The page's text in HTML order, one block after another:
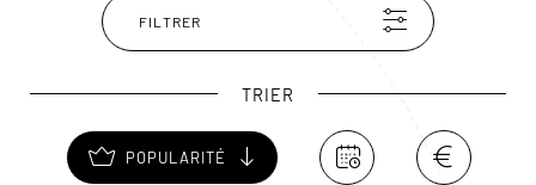
FILTRER
TRIER
POPULARITÉ